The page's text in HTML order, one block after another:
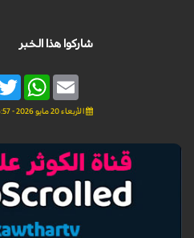
شاركوا هذا الخبر
Email
الأربعاء 20 مايو 2026 - 06:57 بتوقيت غرينتش